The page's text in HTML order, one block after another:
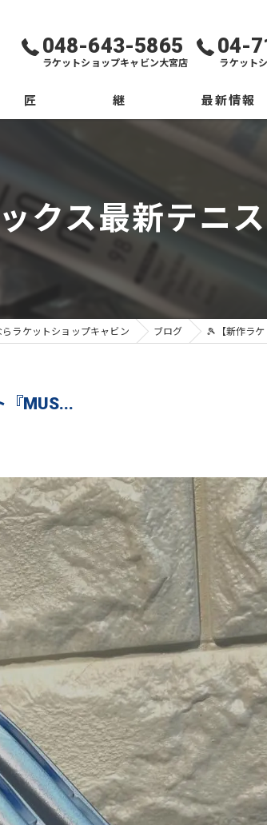
048-643-5865
ラケットショップキャビン大宮店
04-
ラケット
匠 継 最新情報
クス最新テニ
ラケットショップキャビン ブログ 🎾【新作ラ
『MUS...